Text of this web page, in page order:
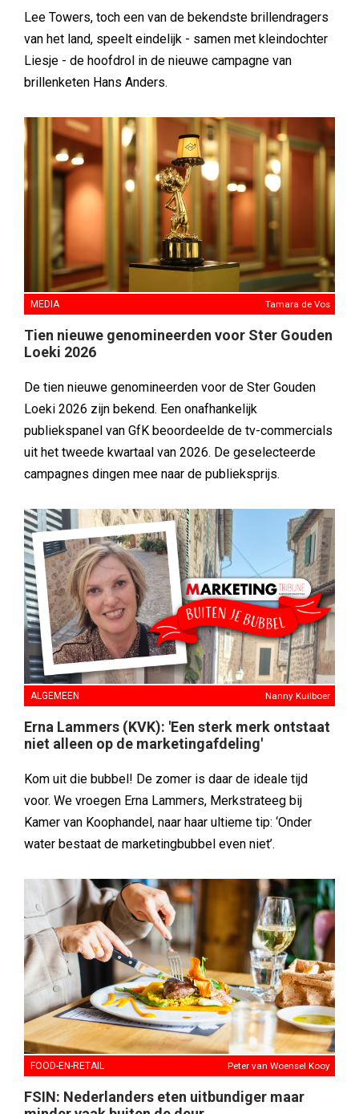
Lee Towers, toch een van de bekendste brillendragers
van het land, speelt eindelijk - samen met kleindochter
Liesje - de hoofdrol in de nieuwe campagne van
brillenketen Hans Anders.
MEDIA Tamara de Vos
Tien nieuwe genomineerden voor Ster Gouden
Loeki 2026
De tien nieuwe genomineerden voor de Ster Gouden
Loeki 2026 zijn bekend. Een onafhankelijk
publiekspanel van GfK beoordeelde de tv-commercials
uit het tweede kwartaal van 2026. De geselecteerde
campagnes dingen mee naar de publieksprijs.
ALGEMEEN Nanny Kuilboer
Erna Lammers (KVK): 'Een sterk merk ontstaat
niet alleen op de marketingafdeling'
Kom uit die bubbel! De zomer is daar de ideale tijd
voor. We vroegen Erna Lammers, Merkstrateeg bij
Kamer van Koophandel, naar haar ultieme tip: ‘Onder
water bestaat de marketingbubbel even niet’.
FOOD-EN-RETAIL Peter van Woensel Kooy
FSIN: Nederlanders eten uitbundiger maar